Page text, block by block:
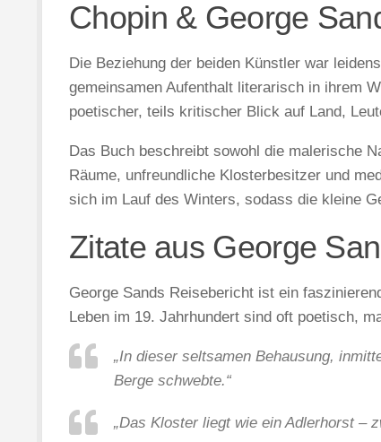
Chopin & George
Die Beziehung der beiden Künstler war
gemeinsamen Aufenthalt literarisch in ihrem
poetischer, teils kritischer Blick auf Land,
Das Buch beschreibt sowohl die malerische
Räume, unfreundliche Klosterbesitzer und
sich im Lauf des Winters, sodass die kleine
Zitate aus George
George Sands Reisebericht ist ein
Leben im 19. Jahrhundert sind oft poetisch,
„In dieser seltsamen Behausung,
Berge schwebte.“
„Das Kloster liegt wie ein Adlerhorst –